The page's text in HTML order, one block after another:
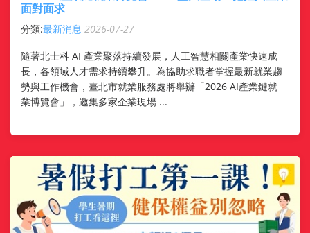
面對面求
分類:最新消息 2026-07-27
隨著北士科 AI 產業聚落持續發展，人工智慧相關產業快速成
長，各領域人才需求持續攀升。為協助求職者掌握最新就業趨
勢與工作機會，臺北市就業服務處將舉辦「2026 AI產業鏈就
業博覽會」，邀集多家企業現場 ...